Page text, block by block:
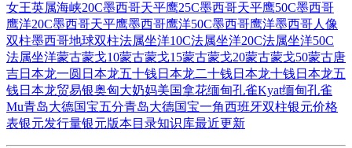
女王英属海峡20C墨西哥天平鹰25C墨西哥天平鹰50C墨西哥
鹰洋20C墨西哥天平鹰墨西哥鹰洋50C墨西哥鹰洋墨西哥人像
双柱墨西哥地球双柱法属坐洋10C法属坐洋20C法属坐洋50C
法属坐洋蒙古蒙戈10蒙古蒙戈15蒙古蒙戈20蒙古蒙戈50蒙古唐
吉日本龙一圆 日本龙五十钱日本龙二十钱日本龙十钱日本龙五
钱日本龙贸易银奥匈大奶妈美国拿花缅甸孔雀Kyat缅甸孔雀
Mu青岛大德国宝五分青岛大德国宝一角西班牙双柱银元价格
表银元发行量银元版本目录知识库最近更新